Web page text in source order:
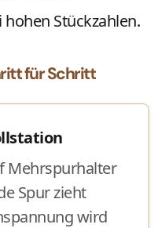
Stückzahlen.
für Schritt
Mehrspurhalter
Spur zieht
wird